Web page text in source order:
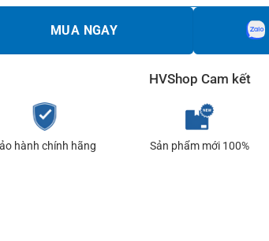
MUA NGAY
HVShop Cam kết
hành chính hãng Sản phẩm mới 100%